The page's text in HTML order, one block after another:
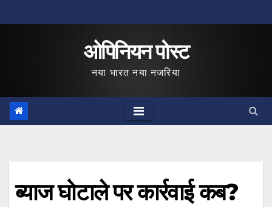
to
ओपिनियन पोस्ट
नया भारत नया नजरिया
ब्याज घोटाले पर कार्रवाई कब?